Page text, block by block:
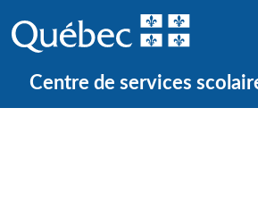
Centre de services